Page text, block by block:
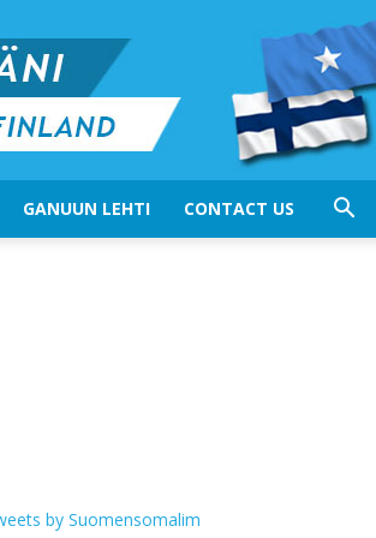
GANUUN LEHTI CONTACT US
by Suomensomalim